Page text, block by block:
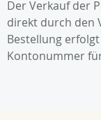
Der Verkauf der
direkt durch den
Bestellung
Kontonummer